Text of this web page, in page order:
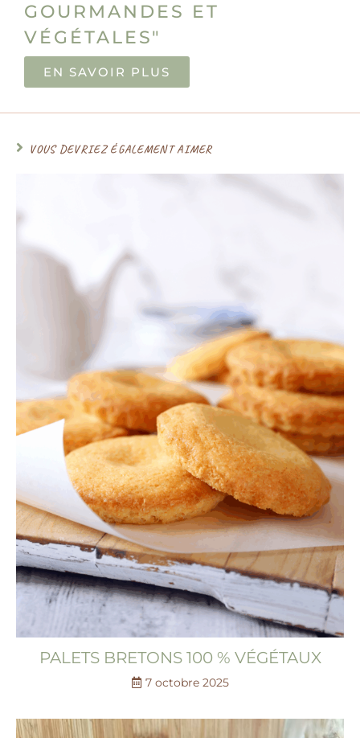
GOURMANDES ET
VÉGÉTALES"
EN SAVOIR PLUS
VOUS DEVRIEZ ÉGALEMENT AIMER
PALETS BRETONS 100 % VÉGÉTAUX
7 octobre 2025